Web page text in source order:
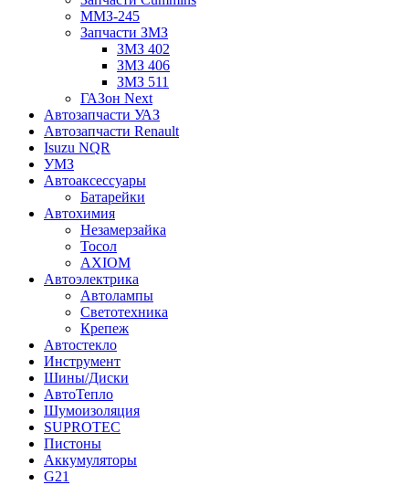
ММЗ-245
Запчасти ЗМЗ
ЗМЗ 402
ЗМЗ 406
ЗМЗ 511
ГАЗон Next
Автозапчасти УАЗ
Автозапчасти Renault
Isuzu NQR
УМЗ
Автоаксессуары
Батарейки
Автохимия
Незамерзайка
Тосол
AXIOM
Автоэлектрика
Автолампы
Светотехника
Крепеж
Автостекло
Инструмент
Шины/Диски
АвтоТепло
Шумоизоляция
SUPROTEC
Пистоны
Аккумуляторы
G21